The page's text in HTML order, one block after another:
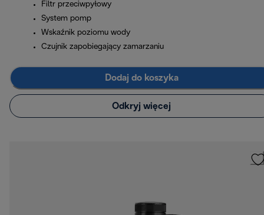
Filtr przeciwpyłowy
System pomp
Wskaźnik poziomu wody
Czujnik zapobiegający zamarzaniu
Dodaj do koszyka
Odkryj więcej